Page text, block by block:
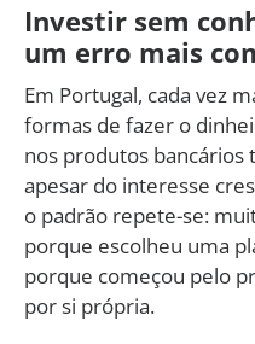
Investir sem
um erro mais
Em Portugal, cada vez
formas de fazer o
nos produtos bancários
apesar do interesse
o padrão repete-se:
porque escolheu uma
porque começou pelo
por si própria.